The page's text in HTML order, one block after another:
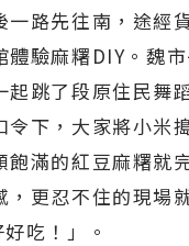
一路先往南，途經
體驗麻糬DIY。魏
起跳了段原住民舞
令下，大家將小米
飽滿的紅豆麻糬就
，更忍不住的現場
吃！」。